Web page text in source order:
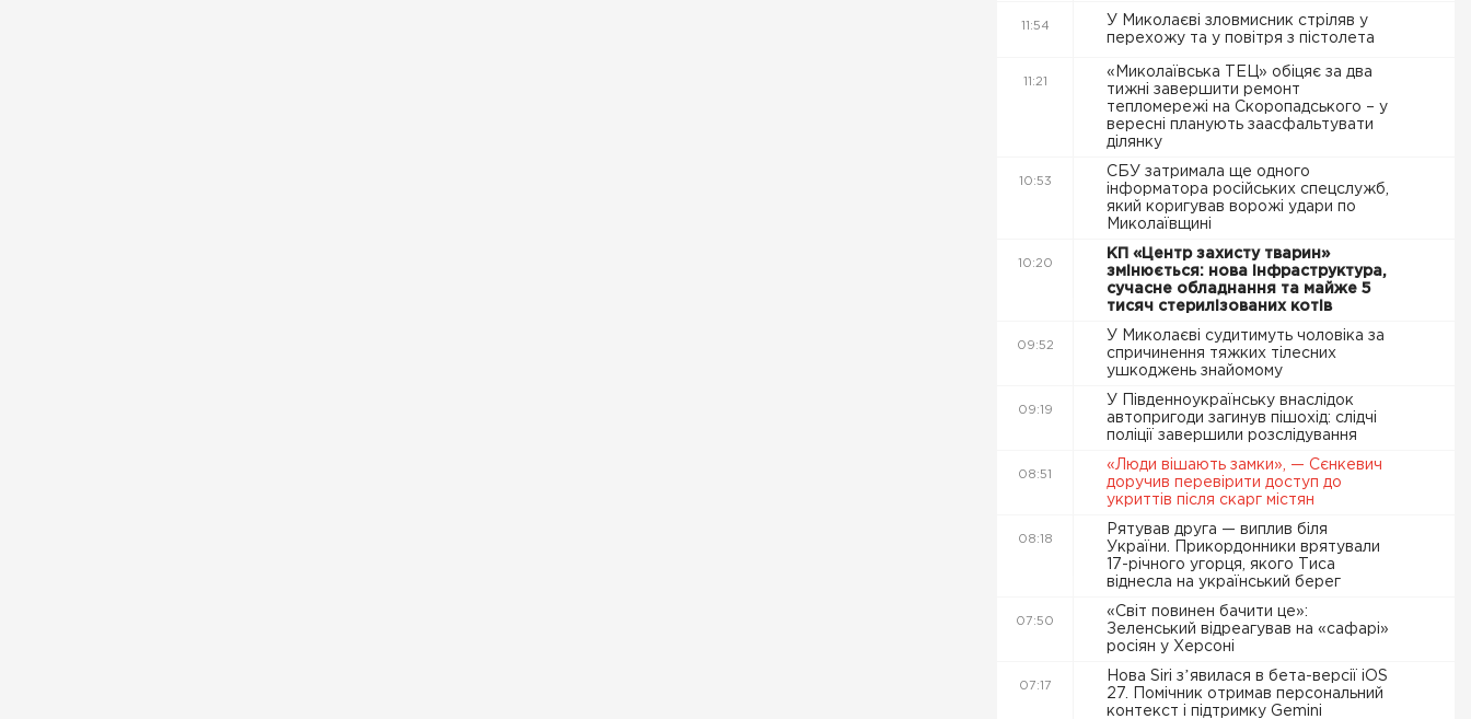
11:54
У Миколаєві зловмисник стріляв у
перехожу та у повітря з пістолета
11:21
«Миколаївська ТЕЦ» обіцяє за два
тижні завершити ремонт
тепломережі на Скоропадського – у
вересні планують заасфальтувати
ділянку
10:53
СБУ затримала ще одного
інформатора російських спецслужб,
який коригував ворожі удари по
Миколаївщині
10:20
КП «Центр захисту тварин»
змінюється: нова інфраструктура,
сучасне обладнання та майже 5
тисяч стерилізованих котів
09:52
У Миколаєві судитимуть чоловіка за
спричинення тяжких тілесних
ушкоджень знайомому
09:19
У Південноукраїнську внаслідок
автопригоди загинув пішохід: слідчі
поліції завершили розслідування
08:51
«Люди вішають замки», — Сєнкевич
доручив перевірити доступ до
укриттів після скарг містян
08:18
Рятував друга — виплив біля
України. Прикордонники врятували
17-річного угорця, якого Тиса
віднесла на український берег
07:50
«Світ повинен бачити це»:
Зеленський відреагував на «сафарі»
росіян у Херсоні
07:17
Нова Siri зʼявилася в бета-версії iOS
27. Помічник отримав персональний
контекст і підтримку Gemini